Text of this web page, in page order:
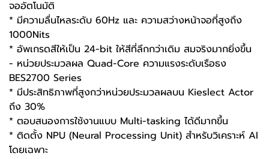
จออัตโนมัติ
* มีความลื่นไหลระดับ 60Hz และ ความสว่างหน้าจอที่สูงถึง
1000Nits
* อัพเกรดสีให้เป็น 24-bit ให้สีที่ลึกกว่าเดิม สมจริงมากยิ่งขึ้น
- หน่วยประมวลผล Quad-Core ความแรงระดับเรือธง
BES2700 Series
* มีประสิทธิภาพที่สูงกว่าหน่วยประมวลผลบน Kieslect Actor
ถึง 30%
* ตอบสนองการใช้งานแบบ Multi-tasking ได้ดีมากขึ้น
* ติดตั้ง NPU (Neural Processing Unit) สำหรับวิเคราะห์ AI
โดยเฉพาะ